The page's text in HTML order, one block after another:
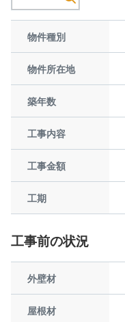
物件種別
物件所在地
築年数
工事内容
工事金額
工期
工事前の状況
外壁材
屋根材